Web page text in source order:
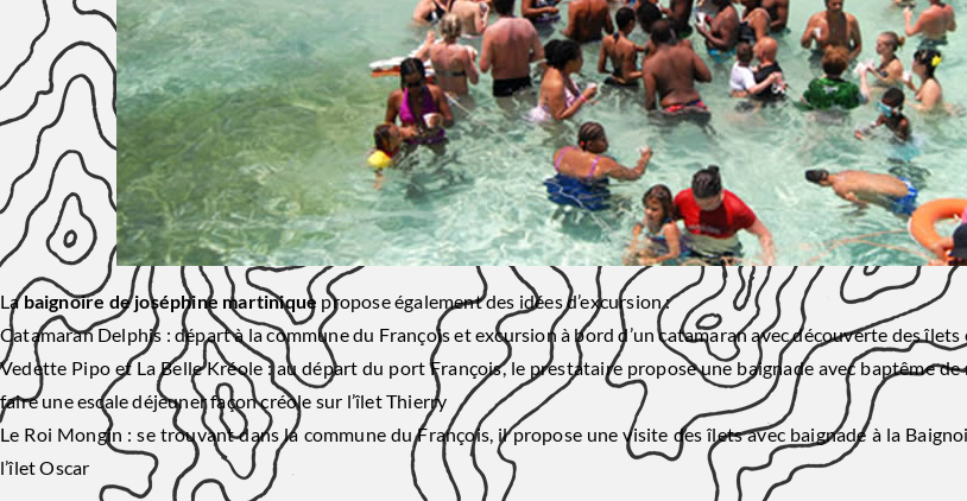
Labaignoire de joséphine martinique propose également des idées d’excursion :
Catamaran Delphis : départ à la commune du François et excursion à bord d’un catamaran avec découverte des
Vedette Pipo et La Belle Kréole : au départ du port François, le prestataire propose une baignade avec baptême
faire une escale déjeuner façon créole sur l’îlet Thierry
Le Roi Mongin : se trouvant dans la commune du François, il propose une visite des îlets avec baignade à la
l’îlet Oscar